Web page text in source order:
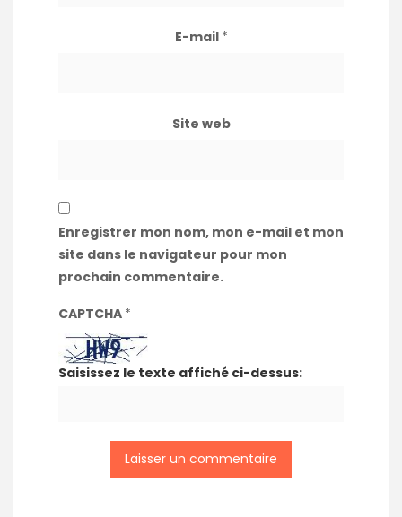
E-mail *
Site web
Enregistrer mon nom, mon e-mail et mon
site dans le navigateur pour mon
prochain commentaire.
CAPTCHA *
Saisissez le texte affiché ci-dessus: